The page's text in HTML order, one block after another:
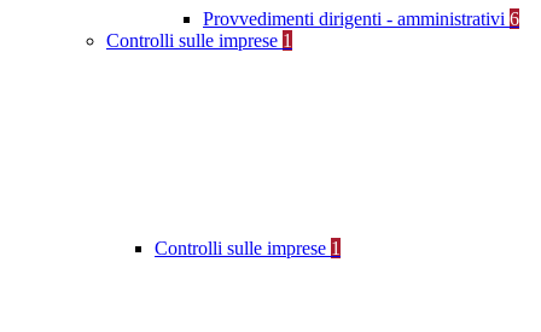
Provvedimenti dirigenti - amministrativi 6
Controlli sulle imprese 1
Controlli sulle imprese 1